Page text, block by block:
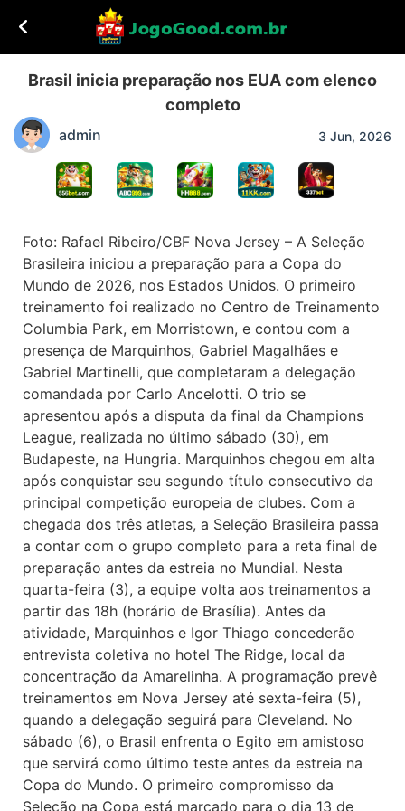
Brasil inicia preparação nos EUA com elenco
completo
admin 3 Jun, 2026
Foto: Rafael Ribeiro/CBF Nova Jersey – A Seleção
Brasileira iniciou a preparação para a Copa do
Mundo de 2026, nos Estados Unidos. O primeiro
treinamento foi realizado no Centro de Treinamento
Columbia Park, em Morristown, e contou com a
presença de Marquinhos, Gabriel Magalhães e
Gabriel Martinelli, que completaram a delegação
comandada por Carlo Ancelotti. O trio se
apresentou após a disputa da final da Champions
League, realizada no último sábado (30), em
Budapeste, na Hungria. Marquinhos chegou em alta
após conquistar seu segundo título consecutivo da
principal competição europeia de clubes. Com a
chegada dos três atletas, a Seleção Brasileira passa
a contar com o grupo completo para a reta final de
preparação antes da estreia no Mundial. Nesta
quarta-feira (3), a equipe volta aos treinamentos a
partir das 18h (horário de Brasília). Antes da
atividade, Marquinhos e Igor Thiago concederão
entrevista coletiva no hotel The Ridge, local da
concentração da Amarelinha. A programação prevê
treinamentos em Nova Jersey até sexta-feira (5),
quando a delegação seguirá para Cleveland. No
sábado (6), o Brasil enfrenta o Egito em amistoso
que servirá como último teste antes da estreia na
Copa do Mundo. O primeiro compromisso da
Seleção na Copa está marcado para o dia 13 de